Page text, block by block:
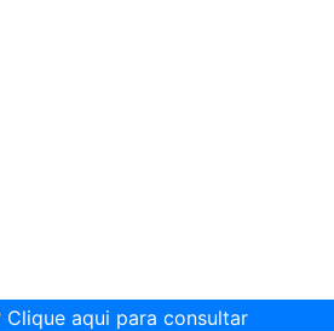
seu Pneu? Clique aqui para consultar